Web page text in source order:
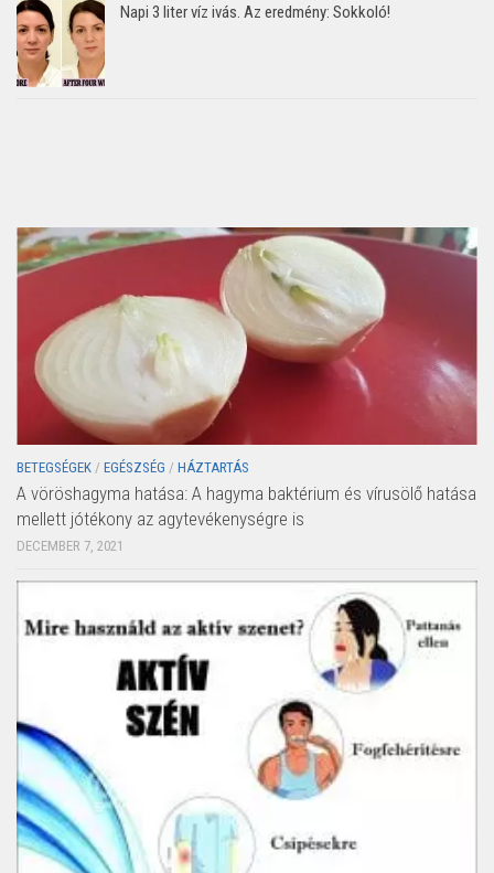
Napi 3 liter víz ivás. Az eredmény: Sokkoló!
BETEGSÉGEK / EGÉSZSÉG / HÁZTARTÁS
A vöröshagyma hatása: A hagyma baktérium és vírusölő hatása
mellett jótékony az agytevékenységre is
DECEMBER 7, 2021